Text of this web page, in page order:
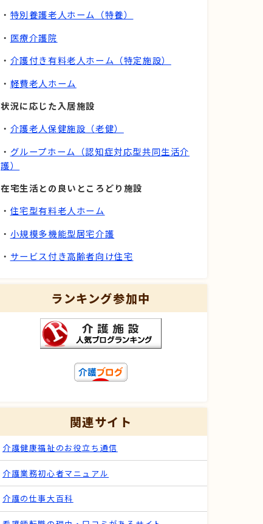
・ 特別養護老人ホーム（特養）
・ 医療介護院
・ 介護付き有料老人ホーム（特定施設）
・ 軽費老人ホーム
状況に応じた入居施設
・ 介護老人保健施設（老健）
・ グループホーム（認知症対応型共同生活介
護）
在宅生活との良いところどり施設
・ 住宅型有料老人ホーム
・ 小規模多機能型居宅介護
・ サービス付き高齢者向け住宅
ランキング参加中
関連サイト
介護健康福祉のお役立ち通信
介護業務初心者マニュアル
介護の仕事大百科